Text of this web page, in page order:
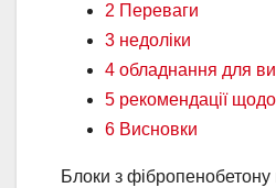
2 Переваги
3 недоліки
4 обладнання для
5 рекомендації
6 Висновки
Блоки з фібропенобетону